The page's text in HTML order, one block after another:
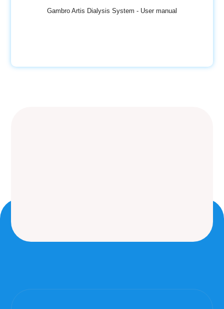
Gambro Artis Dialysis System - User manual